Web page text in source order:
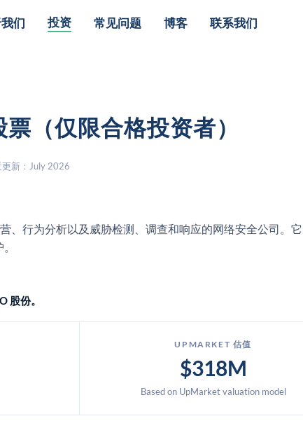
们 投资 常见问题 博客 联系我们
（仅限合格投资者）
新：July 2026
、行为分析以及威胁检测、调查和响应的网络安全公司。
股份。
UPMARKET 估值
$318M
Based on UpMarket valuation model